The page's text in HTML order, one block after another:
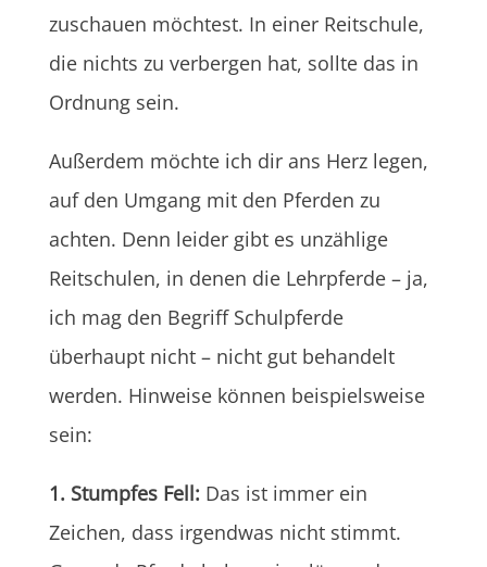
zuschauen möchtest. In einer Reitschule,
die nichts zu verbergen hat, sollte das in
Ordnung sein.
Außerdem möchte ich dir ans Herz legen,
auf den Umgang mit den Pferden zu
achten. Denn leider gibt es unzählige
Reitschulen, in denen die Lehrpferde – ja,
ich mag den Begriff Schulpferde
überhaupt nicht – nicht gut behandelt
werden. Hinweise können beispielsweise
sein:
1. Stumpfes Fell: Das ist immer ein
Zeichen, dass irgendwas nicht stimmt.